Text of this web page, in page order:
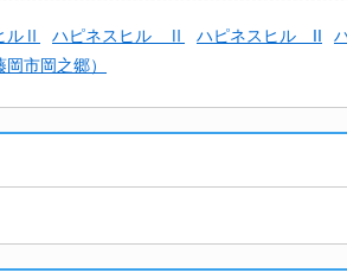
ルⅡ ハピネスヒル Ⅱ ハピネスヒル II
市岡之郷）